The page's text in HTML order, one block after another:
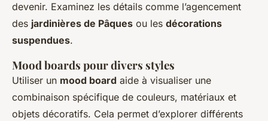
devenir. Examinez les détails comme l’agencement
des jardinières de Pâques ou les décorations
suspendues.
Mood boards pour divers styles
Utiliser un mood board aide à visualiser une
combinaison spécifique de couleurs, matériaux et
objets décoratifs. Cela permet d’explorer différents